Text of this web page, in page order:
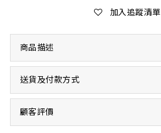
加入追蹤清單
商品描述
送貨及付款方式
顧客評價